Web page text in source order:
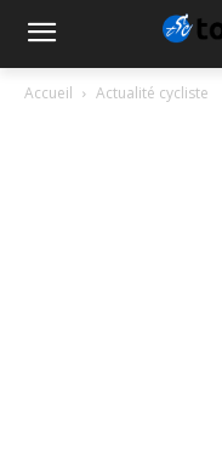
Accueil Actualité cycliste